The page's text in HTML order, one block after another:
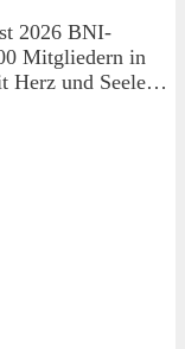
2026 BNI-
Mitgliedern in
Herz und Seele…